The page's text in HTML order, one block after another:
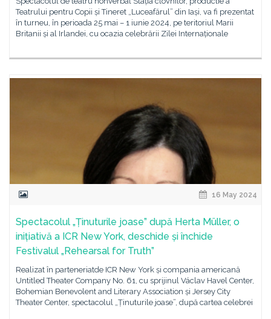
Teatrului pentru Copii și Tineret „Luceafărul” din Iași, va fi prezentat
în turneu, în perioada 25 mai – 1 iunie 2024, pe teritoriul Marii
Britanii și al Irlandei, cu ocazia celebrării Zilei Internaționale
16 May 2024
Spectacolul „Ținuturile joase” după Herta Müller, o
inițiativă a ICR New York, deschide și închide
Festivalul „Rehearsal for Truth”
Realizat în parteneriatde ICR New York și compania americană
Untitled Theater Company No. 61, cu sprijinul Václav Havel Center,
Bohemian Benevolent and Literary Association și Jersey City
Theater Center, spectacolul „Ținuturile joase”, după cartea celebrei